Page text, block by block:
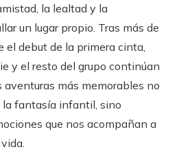
la lealtad y la
un lugar propio. Tras más de
el debut de la primera cinta,
y el resto del grupo continúan
aventuras más memorables no
la fantasía infantil, sino
que nos acompañan a